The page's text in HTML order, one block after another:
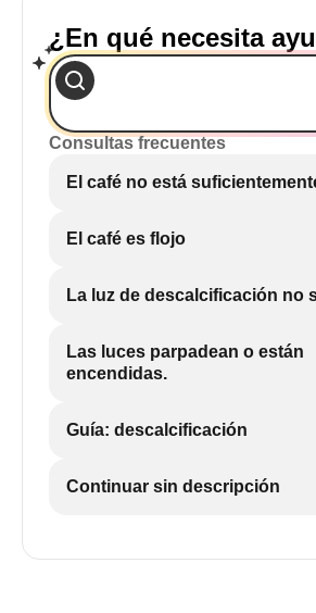
¿En qué necesita
Consultas frecuentes
El café no está
El café es flojo
La luz de descalcificación no
Las luces parpadean o están
encendidas.
Guía: descalcificación
Continuar sin descripción